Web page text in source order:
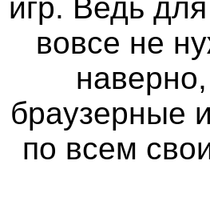
игр. Ведь
вовсе не
браузерные
по всем